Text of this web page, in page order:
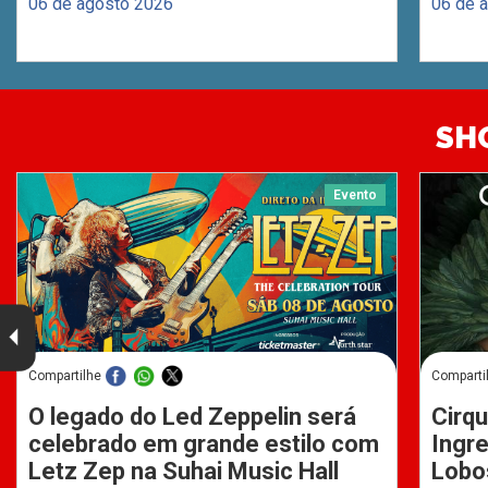
Evento
Compartilhe
O legado do Led Zeppelin será
celebrado em grande estilo com
Letz Zep na Suhai Music Hall